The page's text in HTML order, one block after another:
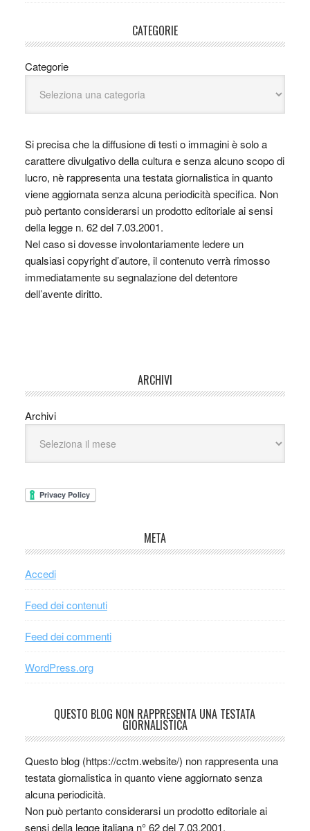
CATEGORIE
Categorie
Si precisa che la diffusione di testi o immagini è solo a
carattere divulgativo della cultura e senza alcuno scopo di
lucro, nè rappresenta una testata giornalistica in quanto
viene aggiornata senza alcuna periodicità specifica. Non
può pertanto considerarsi un prodotto editoriale ai sensi
della legge n. 62 del 7.03.2001.
Nel caso si dovesse involontariamente ledere un
qualsiasi copyright d’autore, il contenuto verrà rimosso
immediatamente su segnalazione del detentore
dell’avente diritto.
ARCHIVI
Archivi
META
Accedi
Feed dei contenuti
Feed dei commenti
WordPress.org
QUESTO BLOG NON RAPPRESENTA UNA TESTATA
GIORNALISTICA
Questo blog (https://cctm.website/) non rappresenta una
testata giornalistica in quanto viene aggiornato senza
alcuna periodicità.
Non può pertanto considerarsi un prodotto editoriale ai
sensi della legge italiana n° 62 del 7.03.2001.